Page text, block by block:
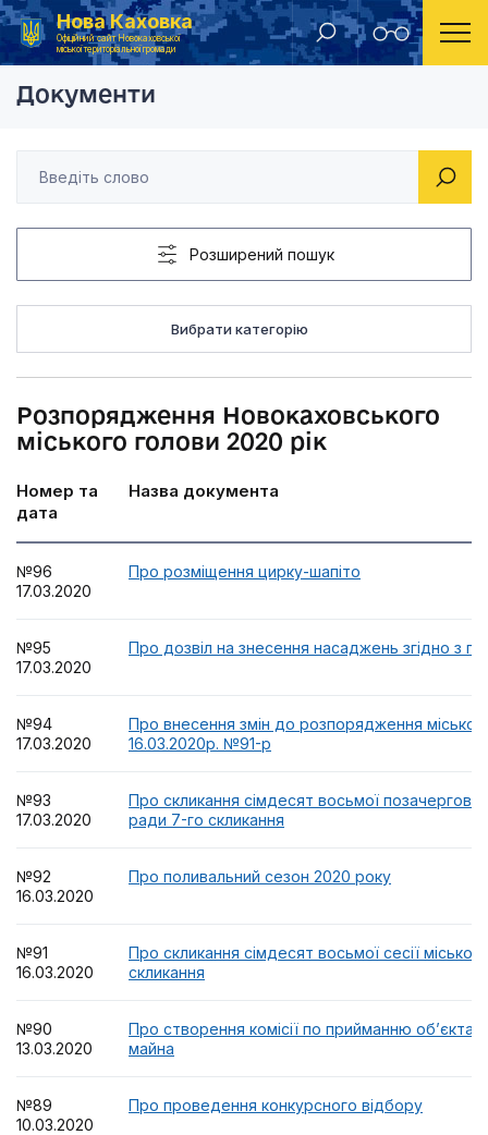
Нова Каховка
Офіційний сайт Новокаховської
міської територіальної громади
Головна Розпорядження Новокаховського міського
Документи
Розширений пошук
Вибрати категорію
Розпорядження Новокаховського
міського голови 2020 рік
Номер та
дата
Назва документа
№96
17.03.2020
Про розміщення цирку-шапіто
№95
17.03.2020
Про дозвіл на знесення насаджень згідно з
№94
17.03.2020
Про внесення змін до розпорядження
16.03.2020р. №91-р
№93
17.03.2020
Про скликання сімдесят восьмої позачергової
ради 7-го скликання
№92
16.03.2020
Про поливальний сезон 2020 року
№91
16.03.2020
Про скликання сімдесят восьмої сесії міської
скликання
№90
13.03.2020
Про створення комісії по прийманню об’єкта
майна
№89
10.03.2020
Про проведення конкурсного відбору